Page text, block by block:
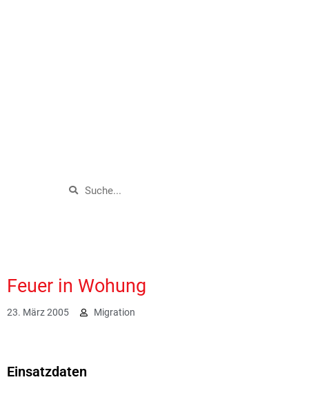
Feuer in Wohung
23. März 2005 Migration
Einsatzdaten